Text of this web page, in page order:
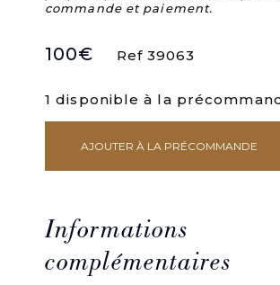
commande et paiement.
100€ Ref 39063
1 disponible à la
quantité
de
(ENVOI
AUTOGRAPHE)
AJOUTER À LA PRÉCOMMANDE
Informations
complémentaires